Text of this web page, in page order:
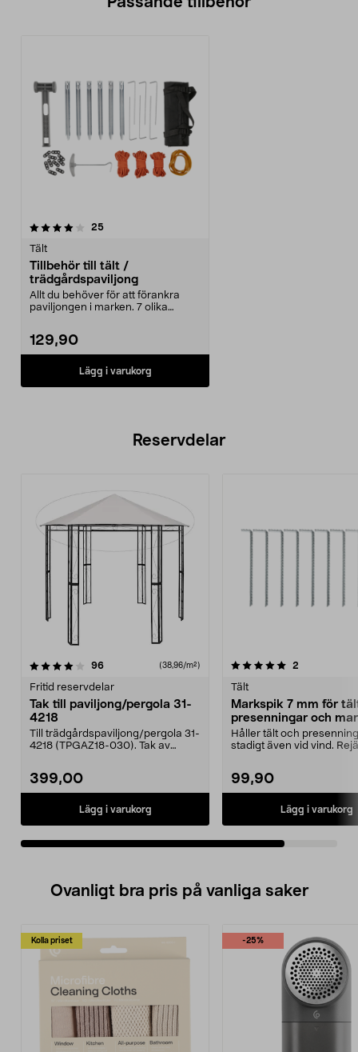
25recensioner
Tält
Tillbehör till tält /
trädgårdspaviljong
Allt du behöver för att förankra
paviljongen i marken. 7 olika
129,90
Lägg i varukorg
Reservdelar
96recensioner (38,96/m²)
Fritid reservdelar
Tak till paviljong/pergola 31-
4218
Till trädgårdspaviljong/pergola 31-
4218 (TPGAZ18-030). Tak av
399,00
Lägg i varukorg
5.0av 5 stjärnor 2
Tält
Markspik 7 mm för
presenningar och
10-pack
Håller tält och
stadigt även vid vind.
99,90
Lägg i varukorg
Ovanligt bra pris på vanliga saker
Kolla priset -25%